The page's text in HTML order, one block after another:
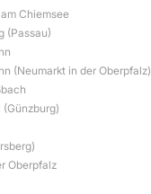
Chiemsee
(Passau)
(Neumarkt in der Oberpfalz)
Oberpfalz